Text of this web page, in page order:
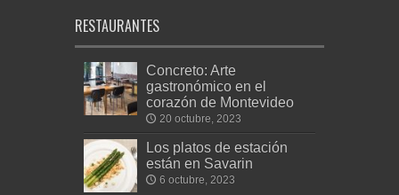
RESTAURANTES
Concreto: Arte
gastronómico en el
corazón de Montevideo
20 octubre, 2023
Los platos de estación
están en Savarin
6 octubre, 2023